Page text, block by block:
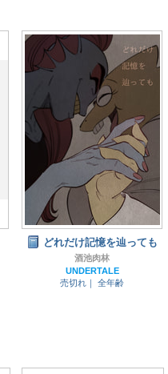
どれだけ記憶を辿っても
酒池肉林
UNDERTALE
売切れ｜
全年齢